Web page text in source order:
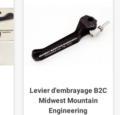
Levier d'embrayage B2C
Midwest Mountain
Engineering